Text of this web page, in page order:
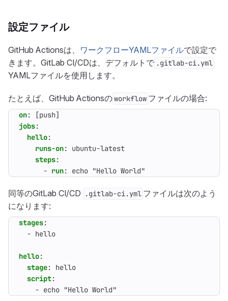
設定ファイル
GitHub Actionsは、 ワークフローYAMLファイルで設定で
きます。GitLab CI/CDは、デフォルトで .gitlab-ci.yml
YAMLファイルを使用します。
たとえば、GitHub Actionsのworkflow ファイルの場合:
on: [push]
jobs:
hello:
runs-on:
ubuntu-latest
steps:
- run: echo "Hello World"
同等のGitLab CI/CD .gitlab-ci.yml ファイルは次のよう
になります:
stages:
- hello
hello:
stage:
hello
script:
- echo "Hello World"